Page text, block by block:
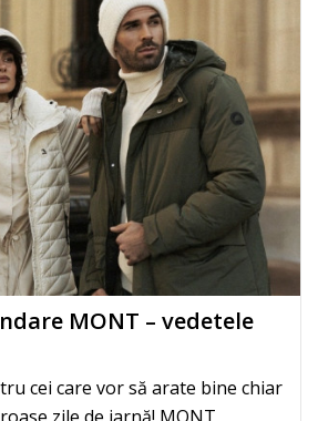
MONT – vedetele
cei care vor să arate bine chiar